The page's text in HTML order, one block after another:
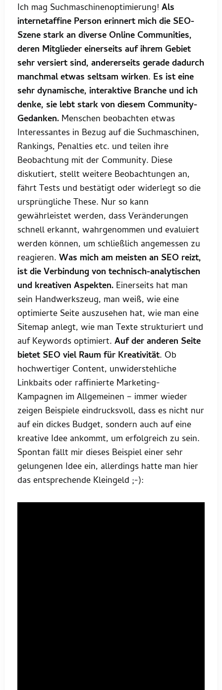
Ich mag Suchmaschinenoptimierung! Als
internetaffine Person erinnert mich die SEO-
Szene stark an diverse Online Communities,
deren Mitglieder einerseits auf ihrem Gebiet
sehr versiert sind, andererseits gerade dadurch
manchmal etwas seltsam wirken. Es ist eine
sehr dynamische, interaktive Branche und ich
denke, sie lebt stark von diesem Community-
Gedanken. Menschen beobachten etwas
Interessantes in Bezug auf die Suchmaschinen,
Rankings, Penalties etc. und teilen ihre
Beobachtung mit der Community. Diese
diskutiert, stellt weitere Beobachtungen an,
fährt Tests und bestätigt oder widerlegt so die
ursprüngliche These. Nur so kann
gewährleistet werden, dass Veränderungen
schnell erkannt, wahrgenommen und evaluiert
werden können, um schließlich angemessen zu
reagieren. Was mich am meisten an SEO reizt,
ist die Verbindung von technisch-analytischen
und kreativen Aspekten. Einerseits hat man
sein Handwerkszeug, man weiß, wie eine
optimierte Seite auszusehen hat, wie man eine
Sitemap anlegt, wie man Texte strukturiert und
auf Keywords optimiert. Auf der anderen Seite
bietet SEO viel Raum für Kreativität. Ob
hochwertiger Content, unwiderstehliche
Linkbaits oder raffinierte Marketing-
Kampagnen im Allgemeinen – immer wieder
zeigen Beispiele eindrucksvoll, dass es nicht nur
auf ein dickes Budget, sondern auch auf eine
kreative Idee ankommt, um erfolgreich zu sein.
Spontan fällt mir dieses Beispiel einer sehr
gelungenen Idee ein, allerdings hatte man hier
das entsprechende Kleingeld ;-):